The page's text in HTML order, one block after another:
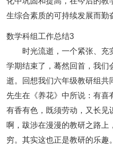
生综合素质的可持续发展而勤
数学科组工作总结3
时光流逝，一个紧张、充
学期结束了，蓦然回首，我们
逝。回想我们六年级教研组共
先生在《养花》中所说：有喜
有香有色，既须劳动，又长见
啊，跋涉在漫漫的教研之路
穷。其实这也正是教研的乐趣